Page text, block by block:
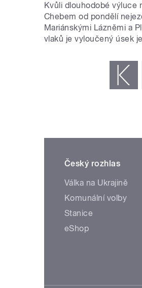
Kvůli dlouhodobé výluce
Chebem od pondělí
Mariánskými Lázněmi a
vlaků je vyloučený úsek
‹ předchozí
Český rozhlas
Válka na Ukrajině
Komunální volby
Stanice
eShop